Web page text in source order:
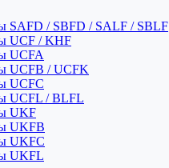
SAFD / SBFD / SALF / SBLF
UCF / KHF
UCFA
UCFB / UCFK
UCFC
UCFL / BLFL
UKF
UKFB
UKFC
UKFL